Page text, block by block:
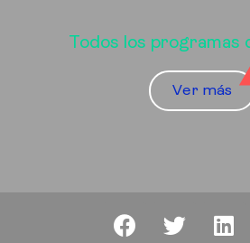
Todos los programas
Ver más